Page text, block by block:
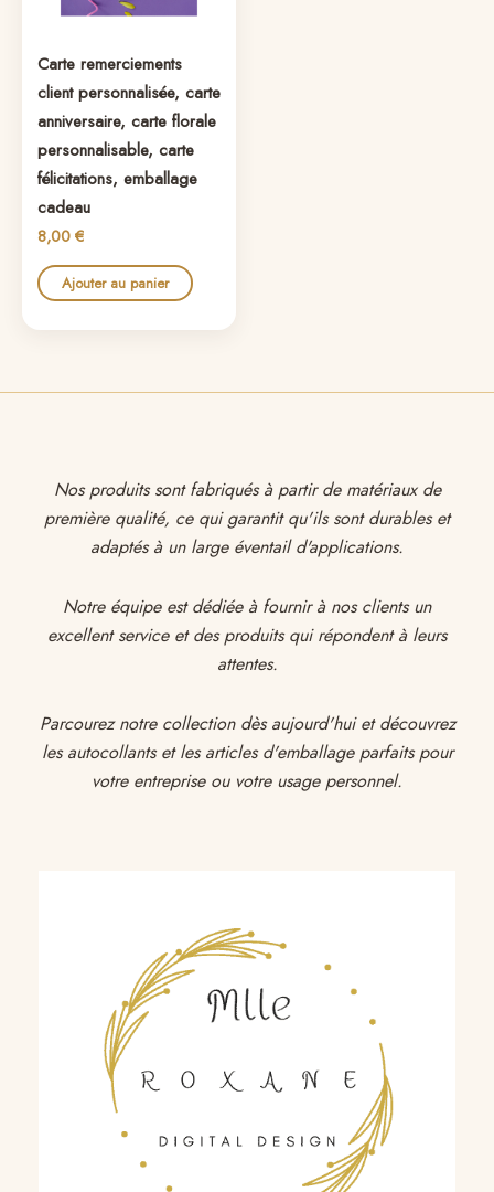
Carte remerciements
client personnalisée, carte
anniversaire, carte florale
personnalisable, carte
félicitations, emballage
cadeau
8,00 €
Ajouter au panier
Nos produits sont fabriqués à partir de matériaux de
première qualité, ce qui garantit qu'ils sont durables et
adaptés à un large éventail d'applications.
Notre équipe est dédiée à fournir à nos clients un
excellent service et des produits qui répondent à leurs
attentes.
Parcourez notre collection dès aujourd'hui et découvrez
les autocollants et les articles d'emballage parfaits pour
votre entreprise ou votre usage personnel.